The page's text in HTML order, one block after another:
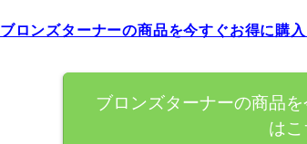
ブロンズターナーの商品を今すぐお得に購
ブロンズターナーの商品
はこ